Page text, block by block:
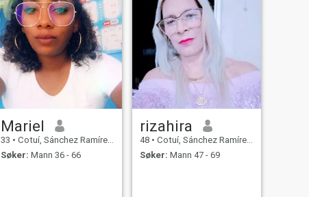
Mariel
33 • Cotuí, Sánchez Ramírez, Den Dominikanske Rep.
Søker: Mann 36 - 66
rizahira
48 • Cotuí, Sánchez Ramírez, Den Dominikanske Rep.
Søker: Mann 47 - 69